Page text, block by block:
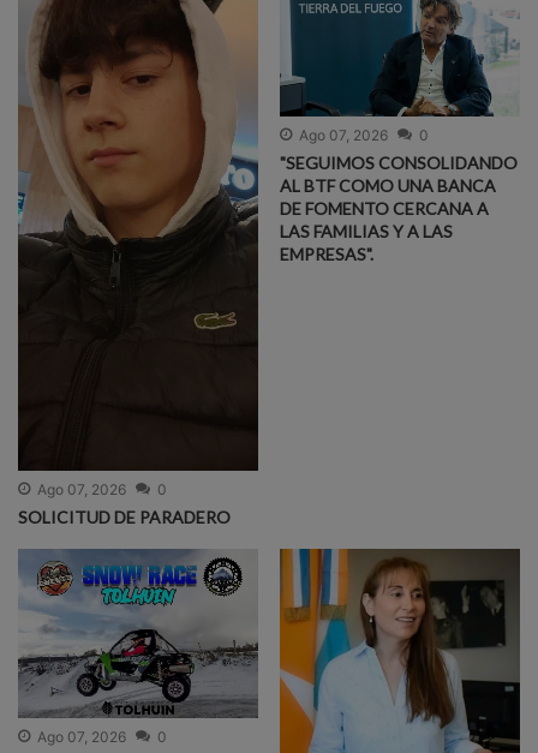
Ago 07, 2026 0
SOLICITUD DE PARADERO
Ago 07, 2026 0
"SEGUIMOS CONSOLIDANDO
AL BTF COMO UNA BANCA
DE FOMENTO CERCANA A
LAS FAMILIAS Y A LAS
EMPRESAS".
Ago 07, 2026 0